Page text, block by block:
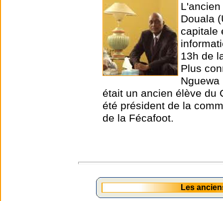
Douala
capitale
13h de
Plus
était un ancien élève du
été président de la
de la Fécafoot.
Les